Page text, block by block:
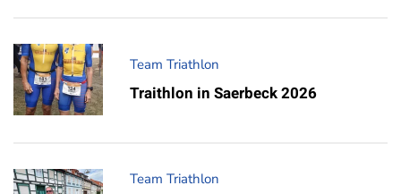
Team Triathlon
Traithlon in Saerbeck 2026
Team Triathlon